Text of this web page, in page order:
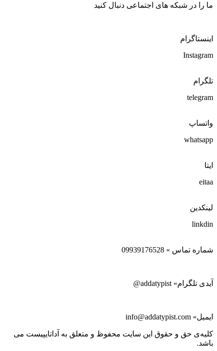
ما را در شبکه های اجتماعی دنبال کنید
اینستاگرام
Instagram
تلگرام
telegram
واتساپ
whatsapp
ایتا
eitaa
لینکدین
linkdin
شماره تماس » 09939176528
آیدی تلگرام» addatypist@
ایمیل» info@addatypist.com
کلیه‌ی حق و حقوق این سایت محفوظ و متعلق به آداتایپیست می
باشد.